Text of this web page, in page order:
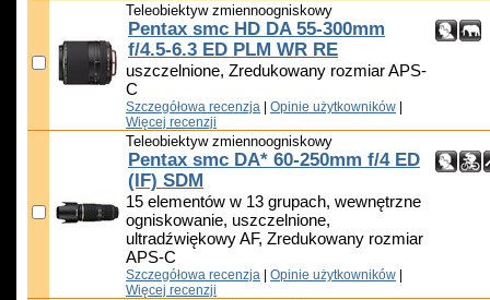
Teleobiektyw zmiennoogniskowy
Pentax smc HD DA 55-300mm
f/4.5-6.3 ED PLM WR RE
uszczelnione, Zredukowany rozmiar APS-
C
Szczegółowa recenzja Opinie użytkowników
Więcej recenzji
Teleobiektyw zmiennoogniskowy
Pentax smc DA* 60-250mm f/4 ED
(IF) SDM
15 elementów w 13 grupach, wewnętrzne
ogniskowanie, uszczelnione,
ultradźwiękowy AF, Zredukowany rozmiar
APS-C
Szczegółowa recenzja Opinie użytkowników
Więcej recenzji